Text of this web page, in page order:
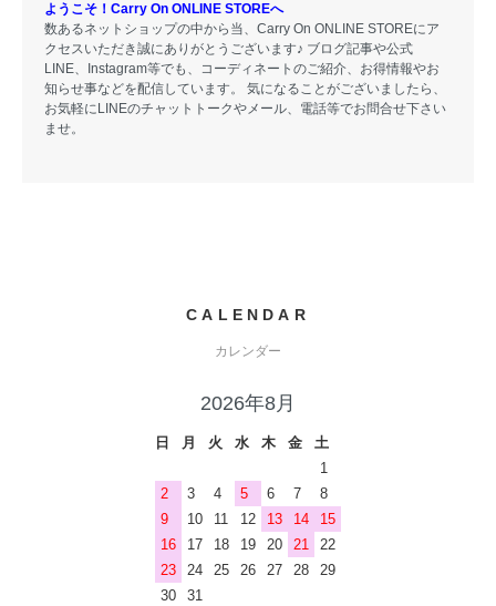
ようこそ！Carry On ONLINE STOREへ
数あるネットショップの中から当、Carry On ONLINE STOREにア
クセスいただき誠にありがとうございます♪ ブログ記事や公式
LINE、Instagram等でも、コーディネートのご紹介、お得情報やお
知らせ事などを配信しています。 気になることがございましたら、
お気軽にLINEのチャットトークやメール、電話等でお問合せ下さい
ませ。
CALENDAR
カレンダー
2026年8月
日 月 火 水 木 金
土
1
2
3 4 5 6 7
8
9
10 11 12 13 14
15
16
17 18 19 20 21
22
23
24 25 26 27 28
29
30
31